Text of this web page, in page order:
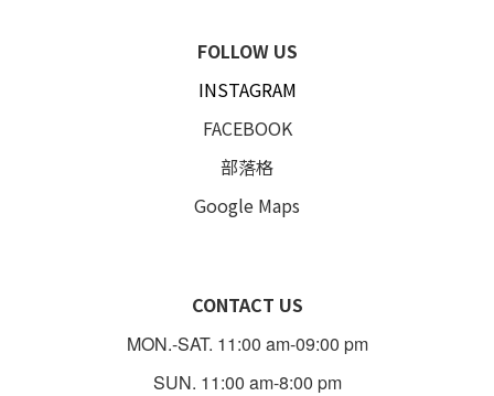
FOLLOW US
INSTAGRAM
FACEBOOK
部落格
Google Maps
CONTACT US
MON.-SAT. 11:00 am-09:00 pm
SUN. 11:00 am-8:00 pm